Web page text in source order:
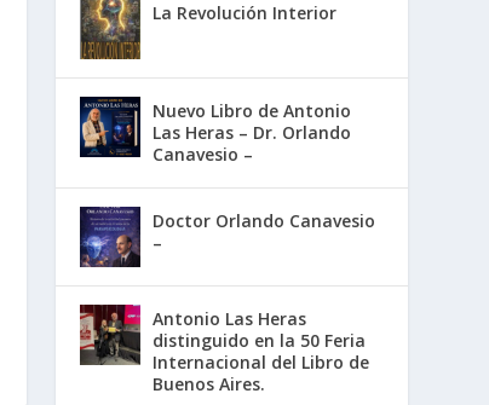
La Revolución Interior
Nuevo Libro de Antonio
Las Heras – Dr. Orlando
Canavesio –
Doctor Orlando Canavesio
–
Antonio Las Heras
distinguido en la 50 Feria
Internacional del Libro de
Buenos Aires.